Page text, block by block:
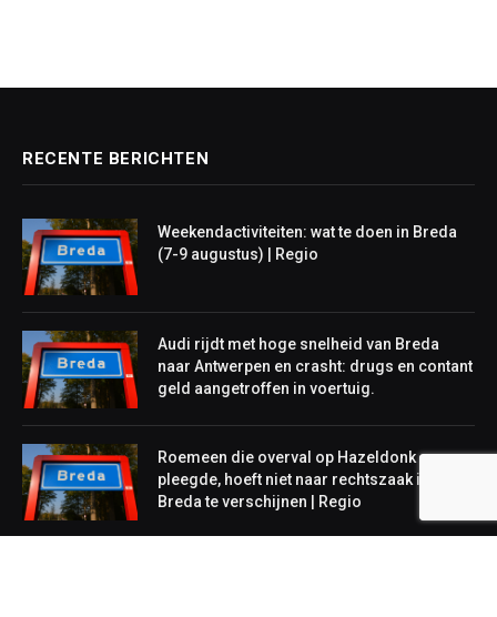
RECENTE BERICHTEN
Weekendactiviteiten: wat te doen in Breda
(7-9 augustus) | Regio
Audi rijdt met hoge snelheid van Breda
naar Antwerpen en crasht: drugs en contant
geld aangetroffen in voertuig.
Roemeen die overval op Hazeldonk
pleegde, hoeft niet naar rechtszaak in
Breda te verschijnen | Regio